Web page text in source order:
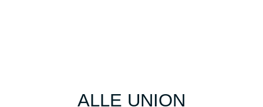
ALLE UNION